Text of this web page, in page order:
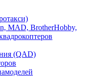
MAD, BrotherHobby,
(QAD)